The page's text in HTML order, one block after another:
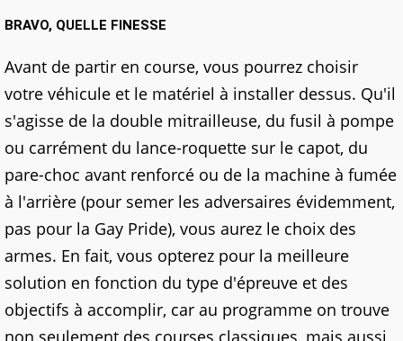
BRAVO, QUELLE FINESSE
Avant de partir en course, vous pourrez choisir
votre véhicule et le matériel à installer dessus. Qu'il
s'agisse de la double mitrailleuse, du fusil à pompe
ou carrément du lance-roquette sur le capot, du
pare-choc avant renforcé ou de la machine à fumée
à l'arrière (pour semer les adversaires évidemment,
pas pour la Gay Pride), vous aurez le choix des
armes. En fait, vous opterez pour la meilleure
solution en fonction du type d'épreuve et des
objectifs à accomplir, car au programme on trouve
non seulement des courses classiques, mais aussi